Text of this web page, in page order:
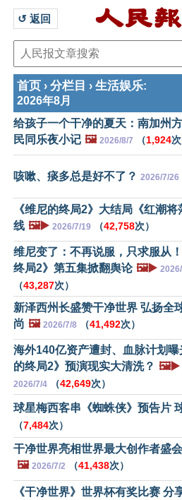
↺ 返回
首页 › 分栏目 › 生活娱乐:
2026年8月
给孩子一个干净的夏天：南加州
民同乐夜小记 🖼️ 2026/8/7 （1,924次
咳嗽、痰多总是好不了？ 2026/7/26
《维尼的终局2》大结局《红潮将
线 🖼️▶️ 2026/7/19 （42,758次）
维尼变了：不再说服，只求服从
终局2》第五集掀翻舆论 🖼️▶️
（43,287次）
新泽西州长盛赞干净世界 弘扬全
尚 🖼️ 2026/7/8 （41,492次）
海外140亿资产遭封、血脉计划曝
的终局2》预演现实大清洗？ 🖼️▶️
2026/7/4 （42,649次）
球星梅西客串《蜘蛛侠》预告片
（7,484次）
干净世界亮相世界最大创作者盛
🖼️ 2026/7/2 （41,438次）
《干净世界》世界杯有奖比赛 分